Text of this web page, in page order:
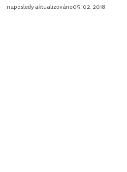
naposledy aktualizováno05. 02. 2018